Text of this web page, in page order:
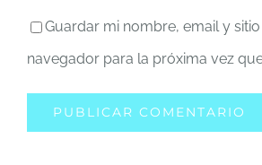
Guardar mi nombre, email y
navegador para la próxima vez